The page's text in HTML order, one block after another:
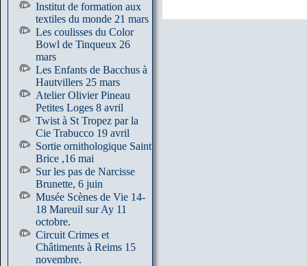
Institut de formation aux
textiles du monde 21 mars
Les coulisses du Color
Bowl de Tinqueux 26
mars
Les Enfants de Bacchus à
Hautvillers 25 mars
Atelier Olivier Pineau
Petites Loges 8 avril
Twist à St Tropez par la
Cie Trabucco 19 avril
Sortie ornithologique Saint
Brice ,16 mai
Sur les pas de Narcisse
Brunette, 6 juin
Musée Scènes de Vie 14-
18 Mareuil sur Ay 11
octobre.
Circuit Crimes et
Châtiments à Reims 15
novembre.